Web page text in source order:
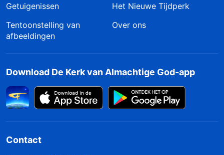
Getuigenissen
Het Nieuwe Tijdperk
Tentoonstelling van
afbeeldingen
Over ons
Download De Kerk van Almachtige God-app
Contact